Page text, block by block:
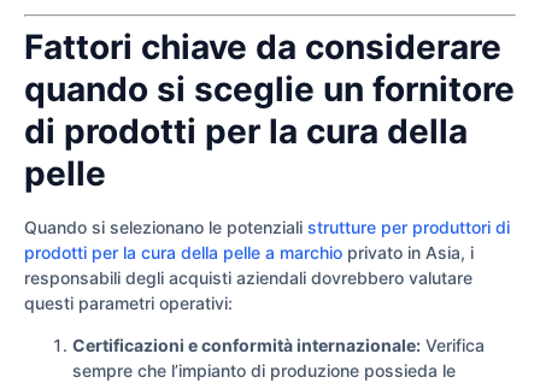
Fattori chiave da considerare
quando si sceglie un fornitore
di prodotti per la cura della
pelle
Quando si selezionano le potenziali strutture per produttori di
prodotti per la cura della pelle a marchio privato in Asia, i
responsabili degli acquisti aziendali dovrebbero valutare
questi parametri operativi:
Certificazioni e conformità internazionale: Verifica
sempre che l’impianto di produzione possieda le